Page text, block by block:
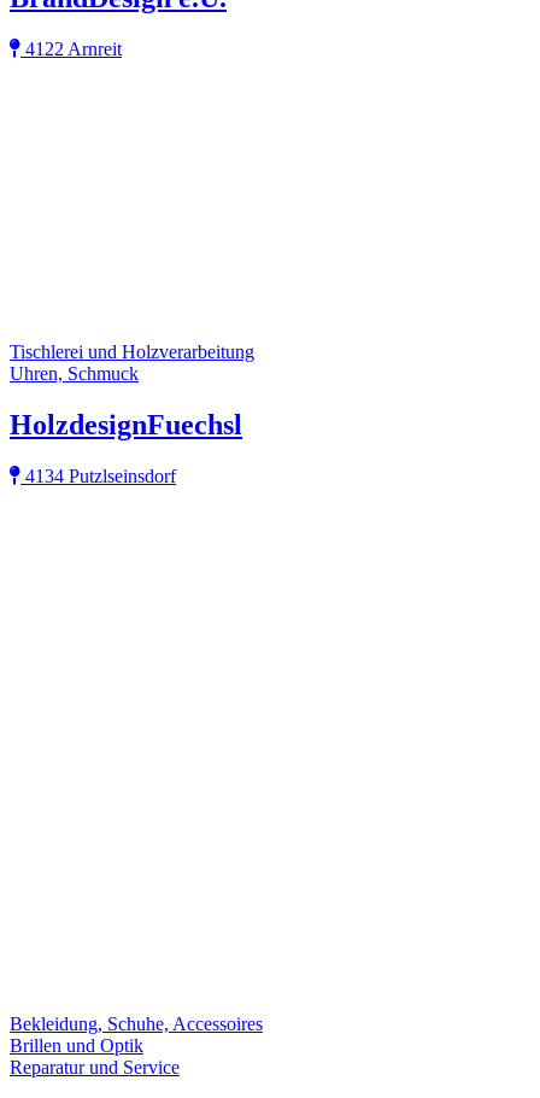
4122 Arnreit
Tischlerei und Holzverarbeitung
Uhren, Schmuck
HolzdesignFuechsl
4134 Putzlseinsdorf
Bekleidung, Schuhe, Accessoires
Brillen und Optik
Reparatur und Service